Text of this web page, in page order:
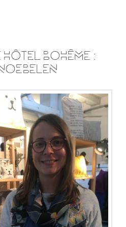
BOHÊME :